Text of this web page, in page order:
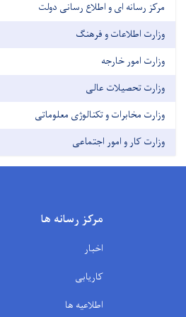
مرکز رسانه ای و اطلاع رسانی دولت
وزارت اطلاعات و فرهنگ
وزارت امور خارجه
وزارت تحصیلات عالی
وزارت مخابرات و تکنالوژی معلوماتی
وزارت کار و امور اجتماعی
مرکز رسانه ها
اخبار
کاریابی
اطلاعیه ها